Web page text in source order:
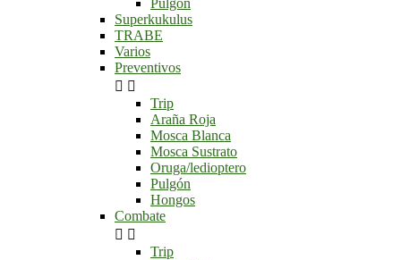
Superkukulus
TRABE
Varios
Preventivos
 
Trip
Araña Roja
Mosca Blanca
Mosca Sustrato
Oruga/ledioptero
Pulgón
Hongos
Combate
 
Trip